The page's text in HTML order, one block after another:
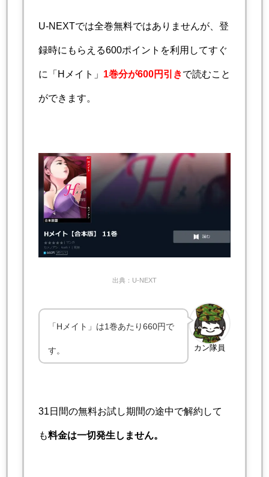
U-NEXTでは全巻無料ではありませんが、登
録時にもらえる600ポイントを利用してすぐ
に「Hメイト」 1巻分が600円引きで読むこと
ができます。
出典：U-NEXT
カン隊員
「Hメイト」は1巻あたり660円で
す。
31日間の無料お試し期間の途中で解約して
も料金は一切発生しません。